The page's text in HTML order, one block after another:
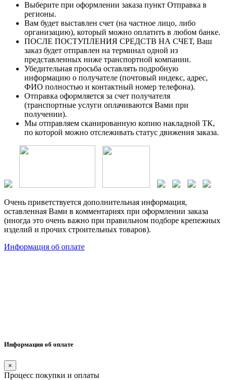
Выберите при оформлении заказа пункт Отправка в
регионы.
Вам будет выставлен счет (на частное лицо, либо
организацию), который можно оплатить в любом банке.
ПОСЛЕ ПОСТУПЛЕНИЯ СРЕДСТВ НА СЧЕТ, Ваш
заказ будет отправлен на терминал одной из
представленных ниже транспортной компании.
Убедительная просьба оставлять подробную
информацию о получателе (почтовый индекс, адрес,
ФИО полностью и контактный номер телефона).
Отправка оформляется за счет получателя
(транспортные услуги оплачиваются Вами при
получении).
Мы отправляем сканированную копию накладной ТК,
по которой можно отслеживать статус движения заказа.
Очень приветствуется дополнительная информация,
оставленная Вами в комментариях при оформлении заказа
(иногда это очень важно при правильном подборе крепежных
изделий и прочих строительных товаров).
Информация об оплате
Информация об оплате
×
Процесс покупки и оплаты